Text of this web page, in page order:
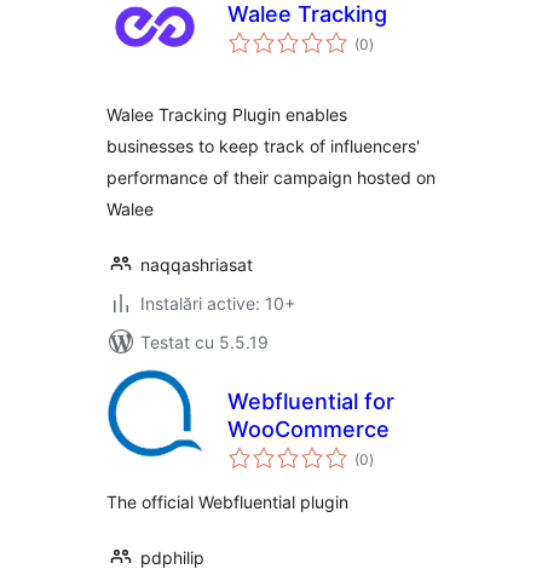
Walee Tracking
(0total
aprecieri
)
Walee Tracking Plugin enables
businesses to keep track of influencers'
performance of their campaign hosted on
Walee
naqqashriasat
Instalări active: 10+
Testat cu 5.5.19
Webfluential for
WooCommerce
(0total
aprecieri
)
The official Webfluential plugin
pdphilip